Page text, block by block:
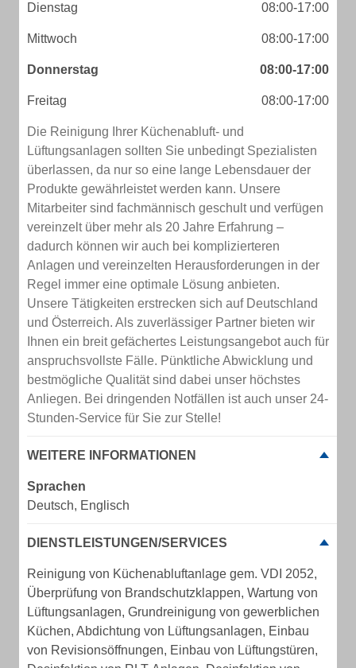
Dienstag 08:00-17:00
Mittwoch 08:00-17:00
Donnerstag 08:00-17:00
Freitag 08:00-17:00
Die Reinigung Ihrer Küchenabluft- und
Lüftungsanlagen sollten Sie unbedingt Spezialisten
überlassen, da nur so eine lange Lebensdauer der
Produkte gewährleistet werden kann. Unsere
Mitarbeiter sind fachmännisch geschult und verfügen
vereinzelt über mehr als 20 Jahre Erfahrung –
dadurch können wir auch bei komplizierteren
Anlagen und vereinzelten Herausforderungen in der
Regel immer eine optimale Lösung anbieten.
Unsere Tätigkeiten erstrecken sich auf Deutschland
und Österreich. Als zuverlässiger Partner bieten wir
Ihnen ein breit gefächertes Leistungsangebot auch für
anspruchsvollste Fälle. Pünktliche Abwicklung und
bestmögliche Qualität sind dabei unser höchstes
Anliegen. Bei dringenden Notfällen ist auch unser 24-
Stunden-Service für Sie zur Stelle!
WEITERE INFORMATIONEN
Sprachen
Deutsch, Englisch
DIENSTLEISTUNGEN/SERVICES
Reinigung von Küchenabluftanlage gem. VDI 2052,
Überprüfung von Brandschutzklappen, Wartung von
Lüftungsanlagen, Grundreinigung von gewerblichen
Küchen, Abdichtung von Lüftungsanlagen, Einbau
von Revisionsöffnungen, Einbau von Lüftungstüren,